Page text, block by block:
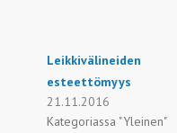
Leikkivälineiden
esteettömyys
21.11.2016
Kategoriassa "Yleinen"